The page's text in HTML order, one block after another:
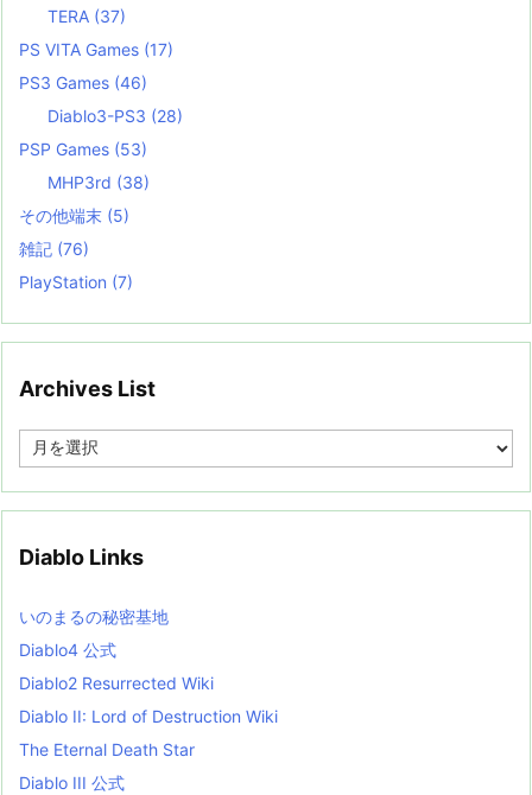
TERA (37)
PS VITA Games (17)
PS3 Games (46)
Diablo3-PS3 (28)
PSP Games (53)
MHP3rd (38)
その他端末 (5)
雑記 (76)
PlayStation (7)
Archives List
e
i
s
t
Diablo Links
いのまるの秘密基地
Diablo4 公式
Diablo2 Resurrected Wiki
Diablo II: Lord of Destruction Wiki
The Eternal Death Star
Diablo III 公式